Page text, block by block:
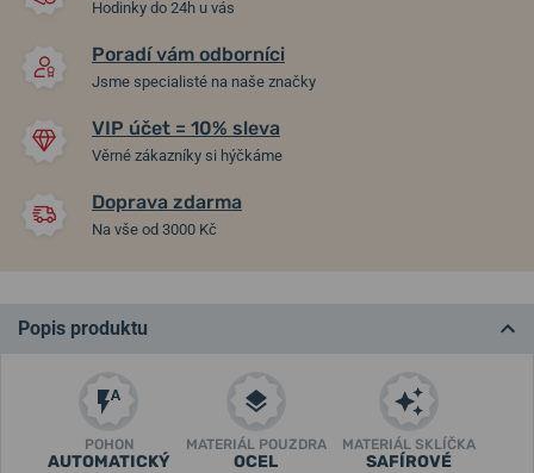
Hodinky do 24h u vás
Poradí vám odborníci
Jsme specialisté na naše značky
VIP účet = 10% sleva
Věrné zákazníky si hýčkáme
Doprava zdarma
Na vše od 3000 Kč
Popis produktu
POHON
AUTOMATICKÝ
MATERIÁL POUZDRA
OCEL
MATERIÁL SKLÍČKA
SAFÍROVÉ